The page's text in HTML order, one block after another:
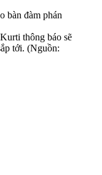
thông báo sẽ
tới. (Nguồn: